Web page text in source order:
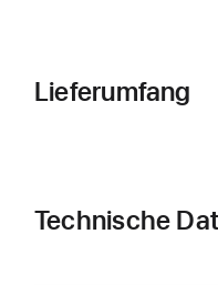
Lieferumfang
Technische